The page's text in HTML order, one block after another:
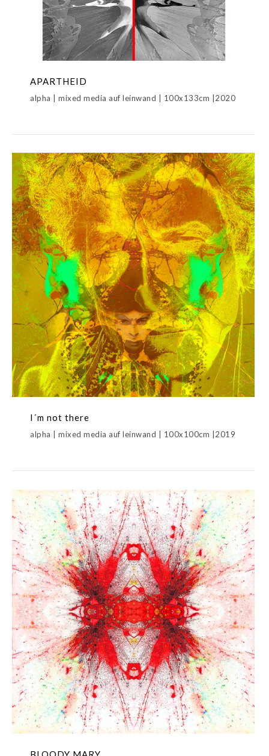
APARTHEID
alpha | mixed media auf leinwand | 100x133cm |2020
I´m not there
alpha | mixed media auf leinwand | 100x100cm |2019